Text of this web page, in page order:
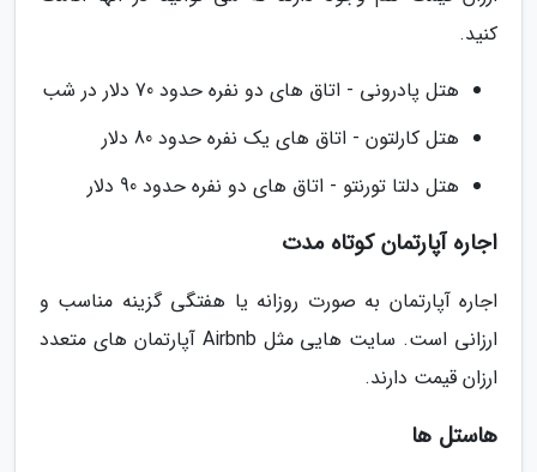
کنید.
هتل پادرونی - اتاق های دو نفره حدود 70 دلار در شب
هتل کارلتون - اتاق های یک نفره حدود 80 دلار
هتل دلتا تورنتو - اتاق های دو نفره حدود 90 دلار
اجاره آپارتمان کوتاه مدت
اجاره آپارتمان به صورت روزانه یا هفتگی گزینه مناسب و
ارزانی است. سایت هایی مثل Airbnb آپارتمان های متعدد
ارزان قیمت دارند.
هاستل ها